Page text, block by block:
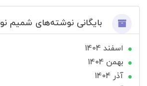
بایگانی نوشته‌های شمیم نو
اسفند 1404
بهمن 1404
آذر 1404